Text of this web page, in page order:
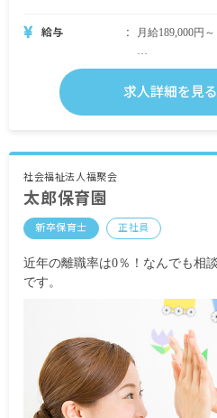
給与 月給189,000円～
＜別途支給手当
■交通費支給 月
※評価期間中に
※試用期間3カ
求人詳細を見る
社会福祉法人福聚会
太郎保育園
新卒保育士 正社員
近年の離職率は0％！なんでも相
です。